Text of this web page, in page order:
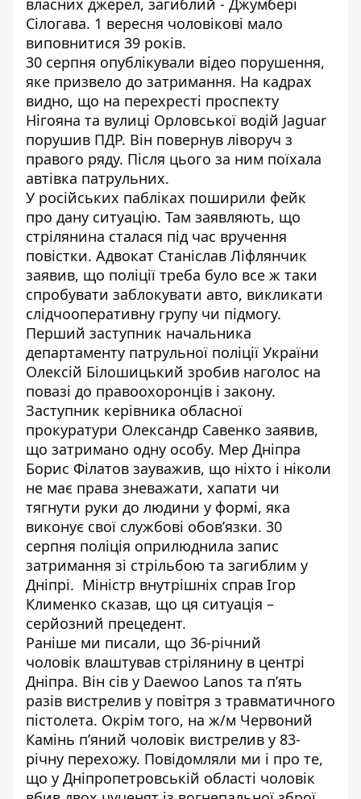
власних джерел, загиблий - Джумбері
Сілогава. 1 вересня чоловікові мало
виповнитися 39 років.
30 серпня опублікували відео порушення,
яке призвело до затримання. На кадрах
видно, що на перехресті проспекту
Нігояна та вулиці Орловської водій Jaguar
порушив ПДР. Він повернув ліворуч з
правого ряду. Після цього за ним поїхала
автівка патрульних.
У російських пабліках поширили фейк
про дану ситуацію. Там заявляють, що
стрілянина сталася під час вручення
повістки. Адвокат Станіслав Ліфлянчик
заявив, що поліції треба було все ж таки
спробувати заблокувати авто, викликати
слідчооперативну групу чи підмогу.
Перший заступник начальника
департаменту патрульної поліції України
Олексій Білошицький зробив наголос на
повазі до правоохоронців і закону.
Заступник керівника обласної
прокуратури Олександр Савенко заявив,
що затримано одну особу. Мер Дніпра
Борис Філатов зауважив, що ніхто і ніколи
не має права зневажати, хапати чи
тягнути руки до людини у формі, яка
виконує свої службові обов’язки. 30
серпня поліція оприлюднила запис
затримання зі стрільбою та загиблим у
Дніпрі. Міністр внутрішніх справ Ігор
Клименко сказав, що ця ситуація –
серйозний прецедент.
Раніше ми писали, що 36-річний
чоловік влаштував стрілянину в центрі
Дніпра. Він сів у Daewoo Lanos та п’ять
разів вистрелив у повітря з травматичного
пістолета. Окрім того, на ж/м Червоний
Камінь п’яний чоловік вистрелив у 83-
річну перехожу. Повідомляли ми і про те,
що у Дніпропетровській області чоловік